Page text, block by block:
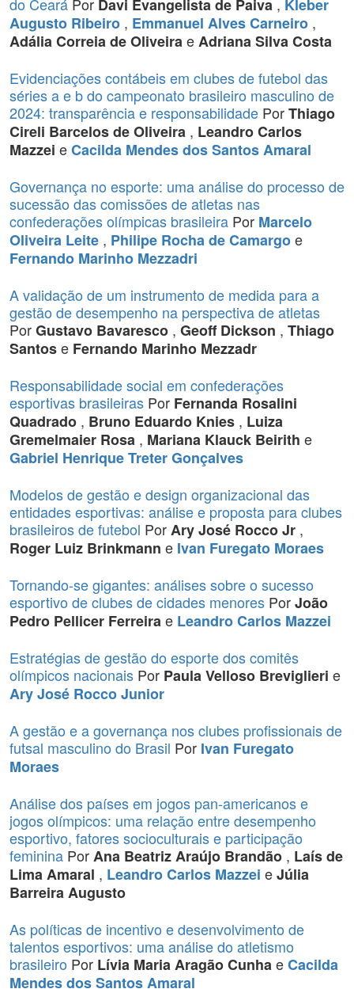
Davi Evangelista de Paiva
Kleber
Augusto Ribeiro , Emmanuel Alves Carneiro ,
Adália Correia de OliveiraeAdriana Silva Costa
Evidenciações contábeis em clubes de futebol das
séries a e b do campeonato brasileiro masculino de
2024: transparência e responsabilidade PorThiago
Cireli Barcelos de Oliveira , Leandro Carlos
Mazzei eCacilda Mendes dos Santos Amaral
Governança no esporte: uma análise do processo de
sucessão das comissões de atletas nas
confederações olímpicas brasileira Por Marcelo
Oliveira Leite , Philipe Rocha de Camargoe
Fernando Marinho Mezzadri
A validação de um instrumento de medida para a
gestão de desempenho na perspectiva de atletas
PorGustavo Bavaresco , Geoff Dickson , Thiago
Santose Fernando Marinho Mezzadr
Responsabilidade social em confederações
esportivas brasileiras Por Fernanda Rosalini
Quadrado , Bruno Eduardo Knies , Luiza
Gremelmaier Rosa , Mariana Klauck Beirith e
Gabriel Henrique Treter Gonçalves
Modelos de gestão e design organizacional das
entidades esportivas: análise e proposta para clubes
brasileiros de futebol PorAry José Rocco Jr ,
Roger Luiz Brinkmann e Ivan Furegato Moraes
Tornando-se gigantes: análises sobre o sucesso
esportivo de clubes de cidades menores PorJoão
Pedro Pellicer Ferreirae Leandro Carlos Mazzei
Estratégias de gestão do esporte dos comitês
olímpicos nacionais Por Paula Velloso Breviglieri e
Ary José Rocco Junior
A gestão e a governança nos clubes profissionais de
futsal masculino do Brasil Por Ivan Furegato
Moraes
Análise dos países em jogos pan-americanos e
jogos olímpicos: uma relação entre desempenho
esportivo, fatores socioculturais e participação
feminina PorAna Beatriz Araújo Brandão , Laís de
Lima Amaral , Leandro Carlos Mazzei eJúlia
Barreira Augusto
As políticas de incentivo e desenvolvimento de
talentos esportivos: uma análise do atletismo
brasileiro Por Lívia Maria Aragão CunhaeCacilda
Mendes dos Santos Amaral